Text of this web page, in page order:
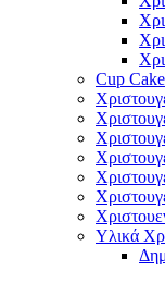
Cup
Υλικά